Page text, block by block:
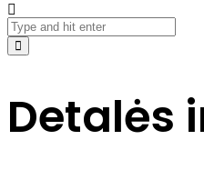
Detalės